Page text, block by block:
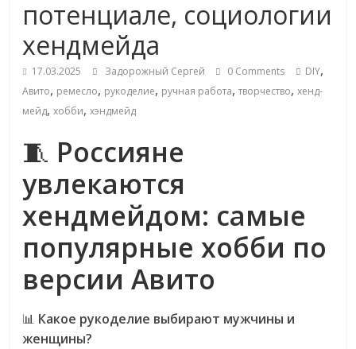
Commerce,
омниканальном
ритейле,
логистике,
технологиях,
соцсетях
Портал
онлайн-
торговле,
потенциале, социологии
хендмейда
17.03.2025 Задорожный Сергей 0 Comments DIY,
Авито, ремесло, рукоделие, ручная работа,творчество,хенд-
мейд,хобби,хэндмейд
🧵 Россияне
увлекаются
хендмейдом: самые
популярные хобби по
версии Авито
📊 Какое рукоделие выбирают мужчины и
женщины?